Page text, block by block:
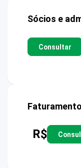
Sócios e
Consultar
R$